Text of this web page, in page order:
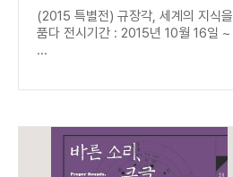
(2015 특별전) 규장각, 세계의 지식을
품다 전시기간 : 2015년 10월 16일 ~
...